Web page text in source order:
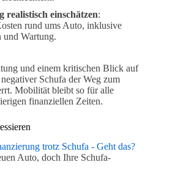
realistisch einschätzen:
rund ums Auto, inklusive
und Wartung.
und einem kritischen Blick auf
Schufa der Weg zum
Mobilität bleibt so für alle
finanziellen Zeiten.
trotz Schufa - Geht das?
Auto, doch Ihre Schufa-